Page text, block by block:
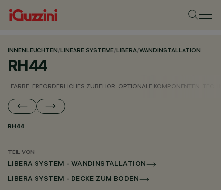
INNENLEUCHTEN/LINEARE SYSTEME/LIBERA/WANDINSTALLATION
RH44
FARBE ERFORDERLICHES ZUBEHÖR OPTIONALE KOMPONENTEN
RH44
TEIL VON
LIBERA SYSTEM - WANDINSTALLATION
LIBERA SYSTEM - DECKE ZUM BODEN